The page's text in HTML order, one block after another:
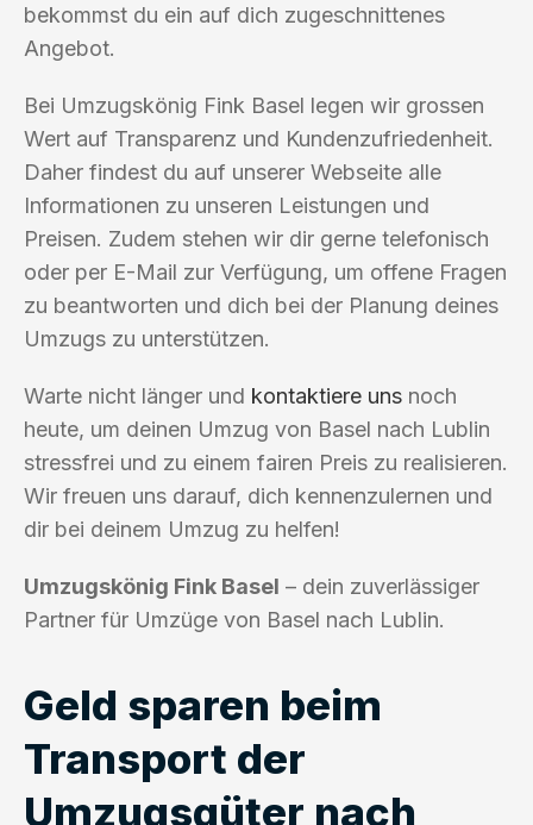
bekommst du ein auf dich zugeschnittenes
Angebot.
Bei Umzugskönig Fink Basel legen wir grossen
Wert auf Transparenz und Kundenzufriedenheit.
Daher findest du auf unserer Webseite alle
Informationen zu unseren Leistungen und
Preisen. Zudem stehen wir dir gerne telefonisch
oder per E-Mail zur Verfügung, um offene Fragen
zu beantworten und dich bei der Planung deines
Umzugs zu unterstützen.
Warte nicht länger und kontaktiere uns noch
heute, um deinen Umzug von Basel nach Lublin
stressfrei und zu einem fairen Preis zu realisieren.
Wir freuen uns darauf, dich kennenzulernen und
dir bei deinem Umzug zu helfen!
Umzugskönig Fink Basel – dein zuverlässiger
Partner für Umzüge von Basel nach Lublin.
Geld sparen beim
Transport der
Umzugsgüter nach